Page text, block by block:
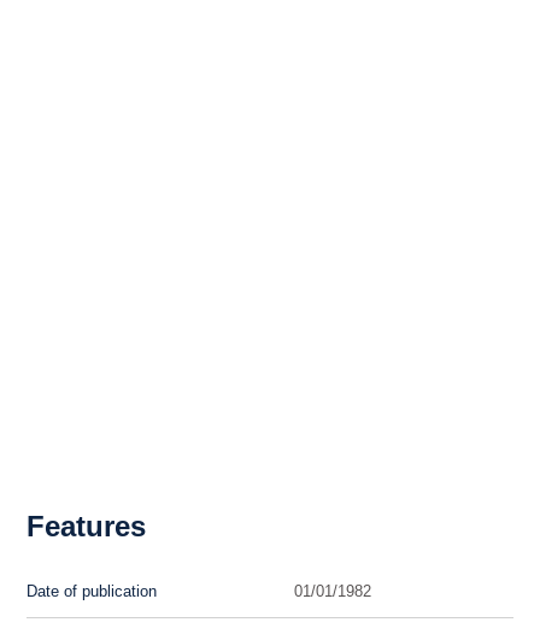
Features
Date of publication 01/01/1982